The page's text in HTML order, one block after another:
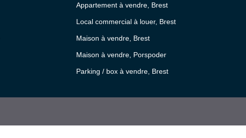
Appartement à vendre, Brest
Local commercial à louer, Brest
Maison à vendre, Brest
Maison à vendre, Porspoder
Parking / box à vendre, Brest